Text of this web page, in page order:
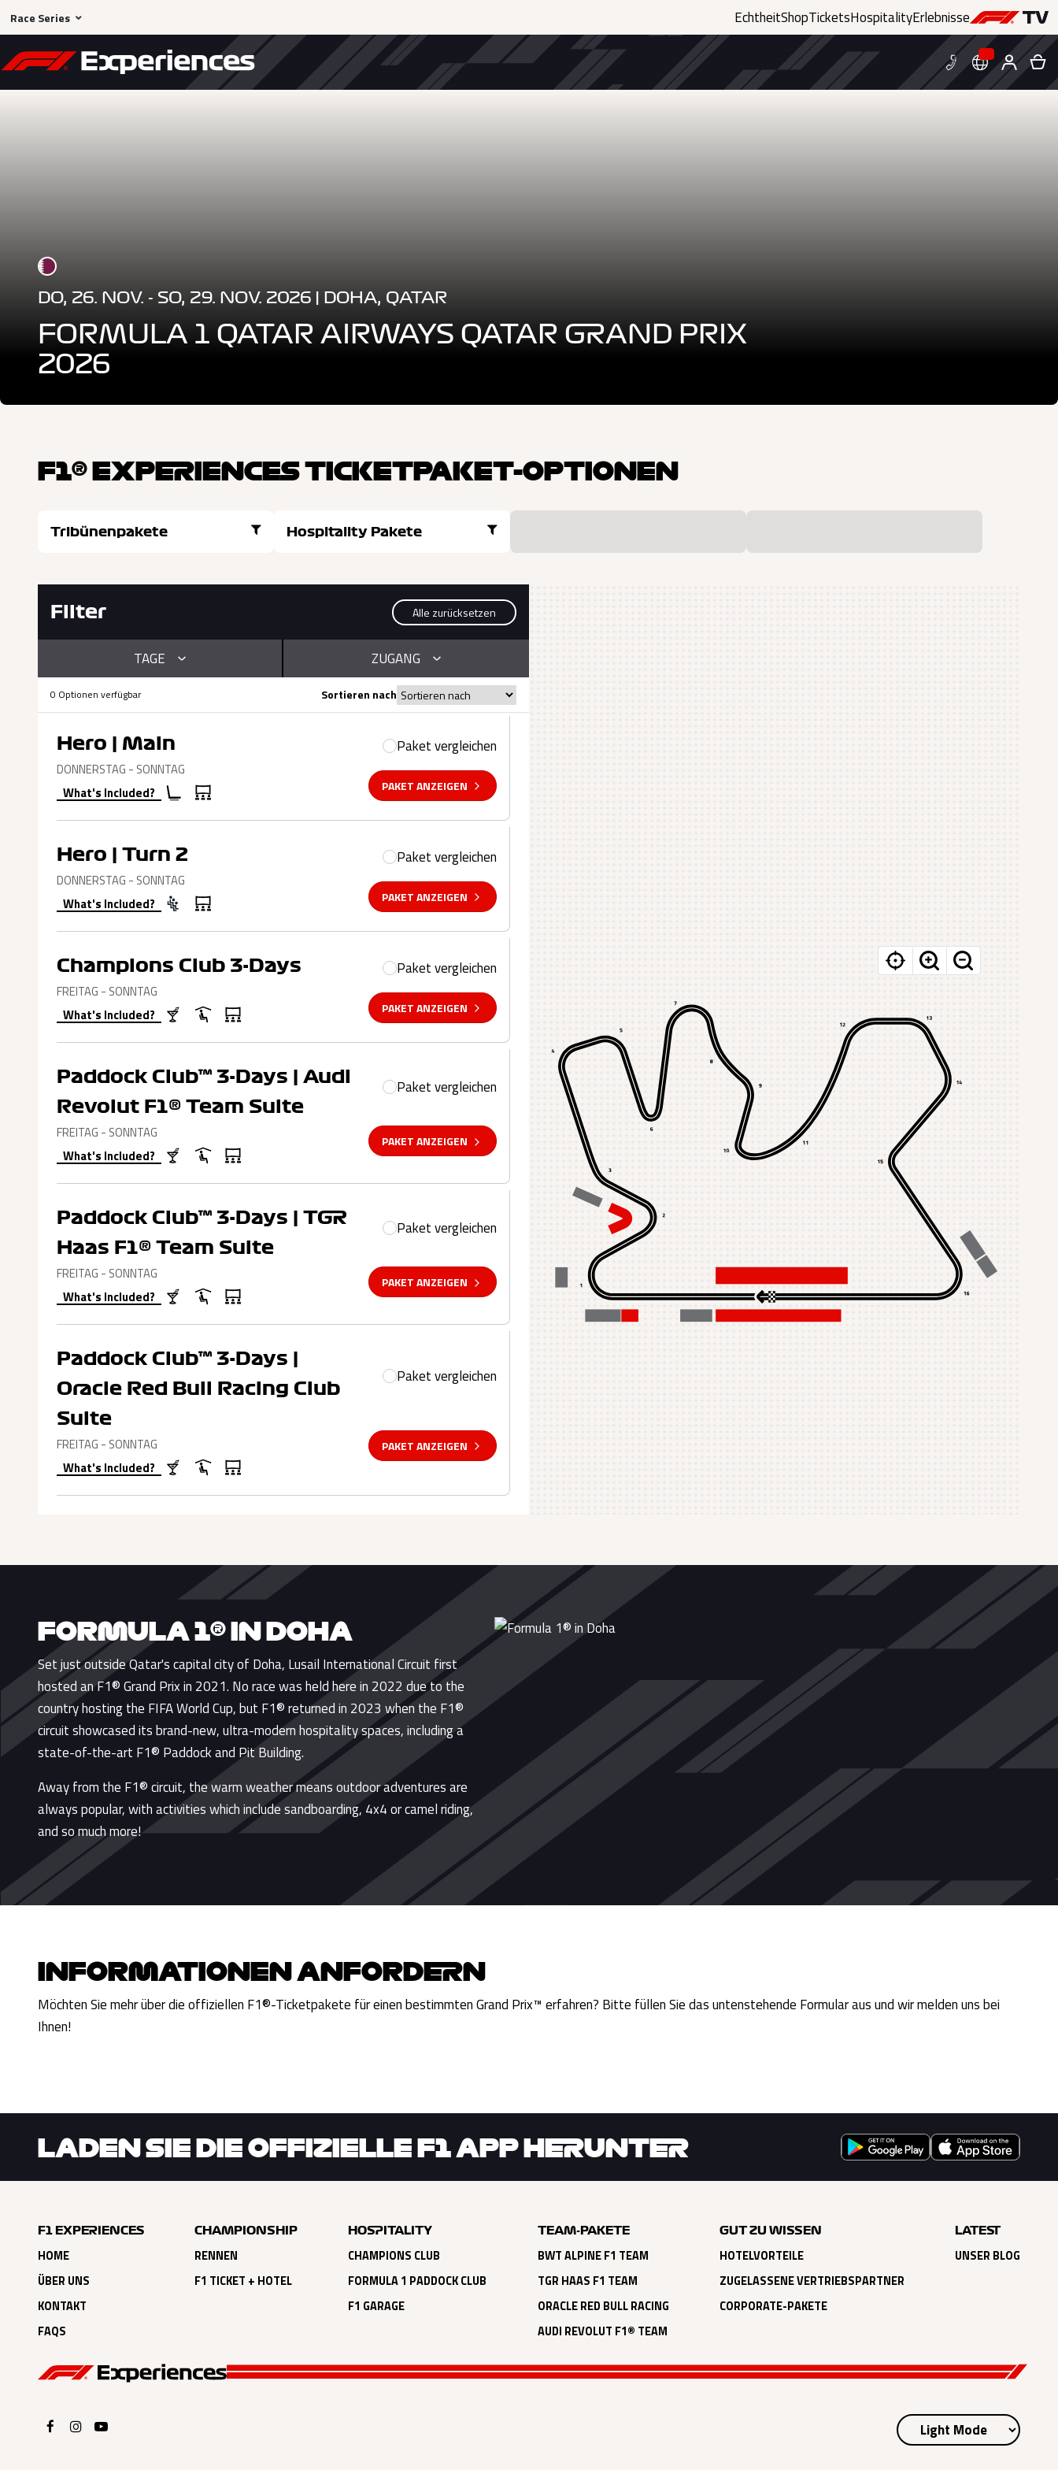
Race Series EchtheitShopTicketsHospitalityErlebnisse
DO, 26. NOV. - SO, 29. NOV. 2026 | DOHA, QATAR
FORMULA 1 QATAR AIRWAYS QATAR GRAND PRIX
2026
F1® EXPERIENCES TICKETPAKET-OPTIONEN
Tribünenpakete Hospitality Pakete
Filter Alle zurücksetzen
TAGE ZUGANG
0 Optionen verfügbar Sortieren nach
Hero | Main
DONNERSTAG - SONNTAG
What's Included?
Paket vergleichen
PAKET ANZEIGEN
Hero | Turn 2
DONNERSTAG - SONNTAG
What's Included?
Paket vergleichen
PAKET ANZEIGEN
Champions Club 3-Days
FREITAG - SONNTAG
What's Included?
Paket vergleichen
PAKET ANZEIGEN
Paddock Club™ 3-Days | Audi
Revolut F1® Team Suite
FREITAG - SONNTAG
What's Included?
Paket vergleichen
PAKET ANZEIGEN
Paddock Club™ 3-Days | TGR
Haas F1® Team Suite
FREITAG - SONNTAG
What's Included?
Paket vergleichen
PAKET ANZEIGEN
Paddock Club™ 3-Days |
Oracle Red Bull Racing Club
Suite
FREITAG - SONNTAG
What's Included?
Paket vergleichen
PAKET ANZEIGEN
FORMULA 1® IN DOHA
Set just outside Qatar's capital city of Doha, Lusail International Circuit first
hosted an F1® Grand Prix in 2021. No race was held here in 2022 due to the
country hosting the FIFA World Cup, but F1® returned in 2023 when the F1®
circuit showcased its brand-new, ultra-modern hospitality spaces, including a
state-of-the-art F1® Paddock and Pit Building.
Away from the F1® circuit, the warm weather means outdoor adventures are
always popular, with activities which include sandboarding, 4x4 or camel riding,
and so much more!
INFORMATIONEN ANFORDERN
Möchten Sie mehr über die offiziellen F1®-Ticketpakete für einen bestimmten Grand Prix™ erfahren? Bitte füllen Sie das untenstehende Formular aus und wir melden uns bei
Ihnen!
LADEN SIE DIE OFFIZIELLE F1 APP HERUNTER
F1 EXPERIENCES
HOME
ÜBER UNS
KONTAKT
FAQS
CHAMPIONSHIP
RENNEN
F1 TICKET + HOTEL
HOSPITALITY
CHAMPIONS CLUB
FORMULA 1 PADDOCK CLUB
F1 GARAGE
TEAM-PAKETE
BWT ALPINE F1 TEAM
TGR HAAS F1 TEAM
ORACLE RED BULL RACING
AUDI REVOLUT F1® TEAM
GUT ZU WISSEN
HOTELVORTEILE
ZUGELASSENE VERTRIEBSPARTNER
CORPORATE-PAKETE
LATEST
UNSER BLOG